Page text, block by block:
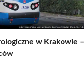
w Krakowie –